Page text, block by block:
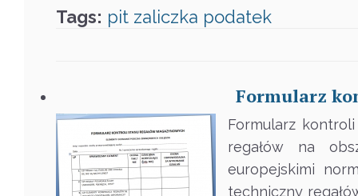
Tags: pit zaliczka podatek
Formularz
Formularz
regałów na
europejskimi
techniczny